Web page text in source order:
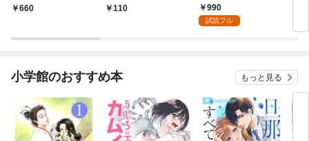
660
1110
990
試読フル
小学館のおすすめ本 もっと見る